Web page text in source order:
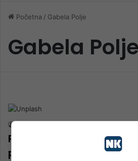
Početna / Gabela Polje
Gabela Polje
Pokušaj ubistva:
povrijedio dvije osobe